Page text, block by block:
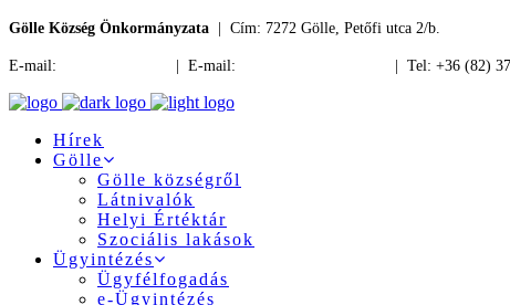
Gölle Község Önkormányzata | Cím: 7272 Gölle, Petőfi utca 2/b.
E-mail: | E-mail: | Tel: +36 (82)
Hírek
Gölle
Gölle községről
Látnivalók
Helyi Értéktár
Szociális lakások
Ügyintézés
Ügyfélfogadás
e-Ügyintézés